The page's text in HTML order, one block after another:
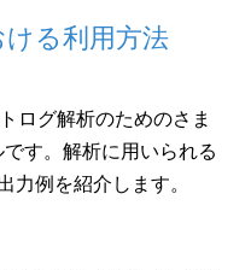
る利用方法
ログ解析のためのさま
す。解析に用いられる
力例を紹介します。